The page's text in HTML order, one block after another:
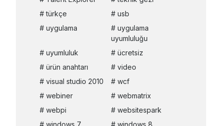
türkçe
usb
uygulama
uygulama
uyumluluğu
uyumluluk
ücretsiz
ürün anahtarı
video
visual studio 2010
wcf
webiner
webmatrix
webpi
websitespark
windows 7
windows 8